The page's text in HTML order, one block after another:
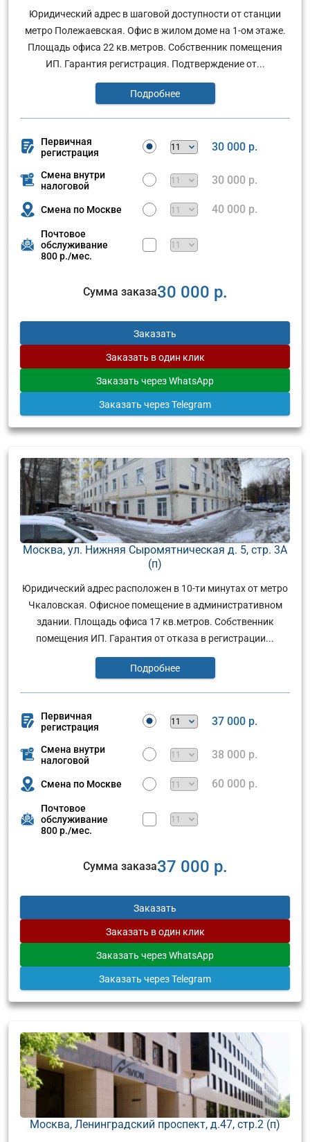
Юридический адрес в шаговой доступности от станции
метро Полежаевская. Офис в жилом доме на 1-ом этаже.
Площадь офиса 22 кв.метров. Собственник помещения
ИП. Гарантия регистрация. Подтверждение от...
Подробнее
Первичная
регистрация
30 000 р.
Смена внутри
налоговой
30 000 р.
Смена по Москве 40 000 р.
Почтовое
обслуживание
800 р./мес.
Сумма заказа30 000 р.
Заказать
Заказать в один клик
Заказать через WhatsApp
Заказать через Telegram
Москва, ул. Нижняя Сыромятническая д. 5, стр. 3А
(п)
Юридический адрес расположен в 10-ти минутах от метро
Чкаловская. Офисное помещение в административном
здании. Площадь офиса 17 кв.метров. Собственник
помещения ИП. Гарантия от отказа в регистрации...
Подробнее
Первичная
регистрация
37 000 р.
Смена внутри
налоговой
38 000 р.
Смена по Москве 60 000 р.
Почтовое
обслуживание
800 р./мес.
Сумма заказа37 000 р.
Заказать
Заказать в один клик
Заказать через WhatsApp
Заказать через Telegram
Москва, Ленинградский проспект, д.47, стр.2 (п)